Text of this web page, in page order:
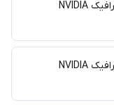
فاش شدن مشخصات کارت های گرافیک‌ NVIDIA
فاش شدن مشخصات کارت های گرافیک‌ NVIDIA